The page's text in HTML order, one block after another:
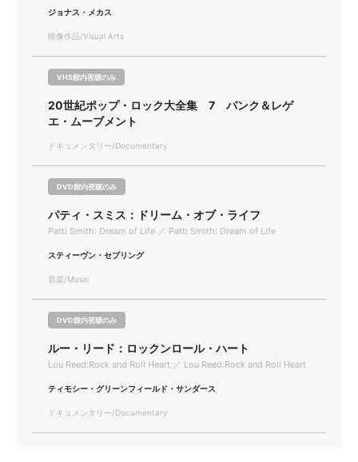
ジョナス・メカス
映像作品/Visual Arts
VHS館内視聴のみ
20世紀ポップ・ロック大全集 7 パンク＆レゲ
エ・ムーブメント
ドキュメンタリー/Documentary
DVD館内視聴のみ
パティ・スミス：ドリーム・オブ・ライフ
Patti Smith: Dream of Life ／ Patti Smith: Dream of Life
スティーヴン・セブリング
音楽/Music
DVD館内視聴のみ
ルー・リード：ロックンロール・ハート
Lou Reed:Rock and Roll Heart ／ Lou Reed:Rock and Roll Heart
ティモシー・グリーンフィールド・サンダース
ドキュメンタリー/Documentary